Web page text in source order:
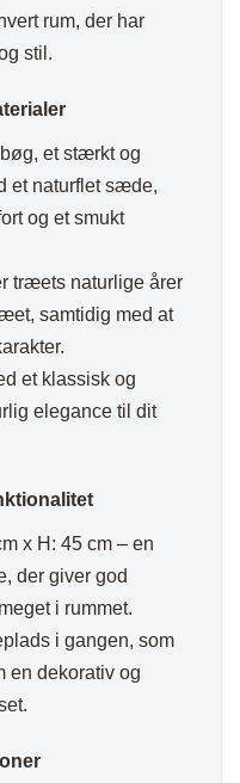
rum, der har
stil.
et stærkt og
et naturflet sæde,
og et smukt
træets naturlige årer
samtidig med at
et klassisk og
elegance til dit
x H: 45 cm – en
der giver god
i rummet.
i gangen, som
en dekorativ og